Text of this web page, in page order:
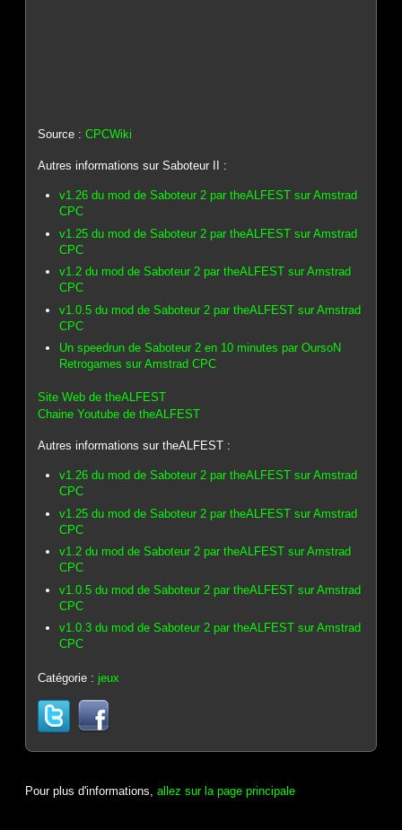
Source :CPCWiki
Autres informations sur Saboteur II :
v1.26 du mod de Saboteur 2 par theALFEST sur Amstrad
CPC
v1.25 du mod de Saboteur 2 par theALFEST sur Amstrad
CPC
v1.2 du mod de Saboteur 2 par theALFEST sur Amstrad
CPC
v1.0.5 du mod de Saboteur 2 par theALFEST sur Amstrad
CPC
Un speedrun de Saboteur 2 en 10 minutes par OursoN
Retrogames sur Amstrad CPC
Site Web de theALFEST
Chaine Youtube de theALFEST
Autres informations sur theALFEST :
v1.26 du mod de Saboteur 2 par theALFEST sur Amstrad
CPC
v1.25 du mod de Saboteur 2 par theALFEST sur Amstrad
CPC
v1.2 du mod de Saboteur 2 par theALFEST sur Amstrad
CPC
v1.0.5 du mod de Saboteur 2 par theALFEST sur Amstrad
CPC
v1.0.3 du mod de Saboteur 2 par theALFEST sur Amstrad
CPC
Catégorie :jeux
Pour plus d'informations,allez sur la page principale